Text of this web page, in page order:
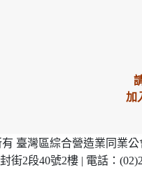
加
臺灣區綜合營造業同業公
街2段40號2樓 | 電話：